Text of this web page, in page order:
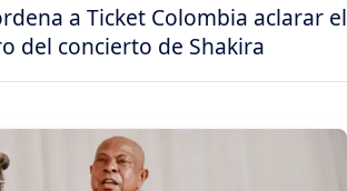
a Ticket Colombia aclarar el
del concierto de Shakira